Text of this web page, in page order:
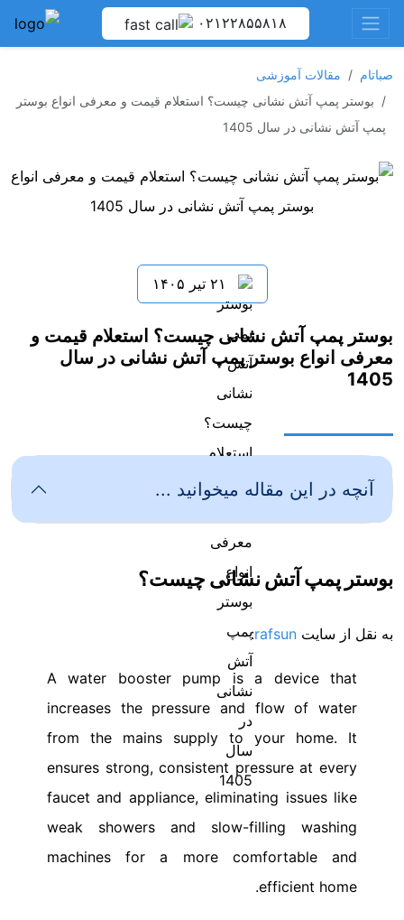
۰۲۱۲۲۸۵۵۸۱۸
صباتام
مقالات آموزشی
بوستر پمپ آتش نشانی چیست؟ استعلام قیمت و معرفی انواع بوستر
پمپ آتش نشانی در سال 1405
بوستر پمپ آتش نشانی چیست؟ استعلام قیمت و
معرفی انواع بوستر پمپ آتش نشانی در سال
1405
۲۱ تیر ۱۴۰۵
آنچه در این مقاله میخوانید ...
بوستر پمپ آتش نشانی چیست؟
به نقل از سایت rafsun
:
A water booster pump is a device that
increases the pressure and flow of water
from the mains supply to your home. It
ensures strong, consistent pressure at every
faucet and appliance, eliminating issues like
weak showers and slow-filling washing
machines for a more comfortable and
efficient home.